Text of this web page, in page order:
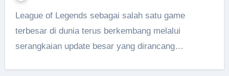
League of Legends sebagai salah satu game
terbesar di dunia terus berkembang melalui
serangkaian update besar yang dirancang…